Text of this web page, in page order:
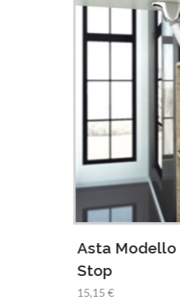
Asta Modello
Stop
15,15 €